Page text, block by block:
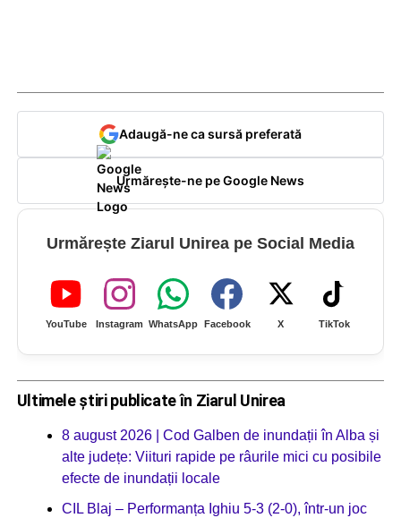
Adaugă-ne ca sursă preferată
Urmărește-ne pe Google News
Urmărește Ziarul Unirea pe Social Media
YouTube Instagram WhatsApp Facebook X TikTok
Ultimele știri publicate în Ziarul Unirea
8 august 2026 | Cod Galben de inundații în Alba și
alte județe: Viituri rapide pe râurile mici cu posibile
efecte de inundații locale
CIL Blaj – Performanța Ighiu 5-3 (2-0), într-un joc